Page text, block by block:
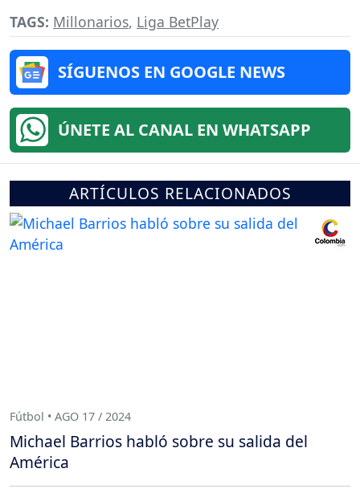
TAGS: Millonarios, Liga BetPlay
SÍGUENOS EN GOOGLE NEWS
ÚNETE AL CANAL EN WHATSAPP
ARTÍCULOS RELACIONADOS
Fútbol • AGO 17 / 2024
Michael Barrios habló sobre su salida del
América